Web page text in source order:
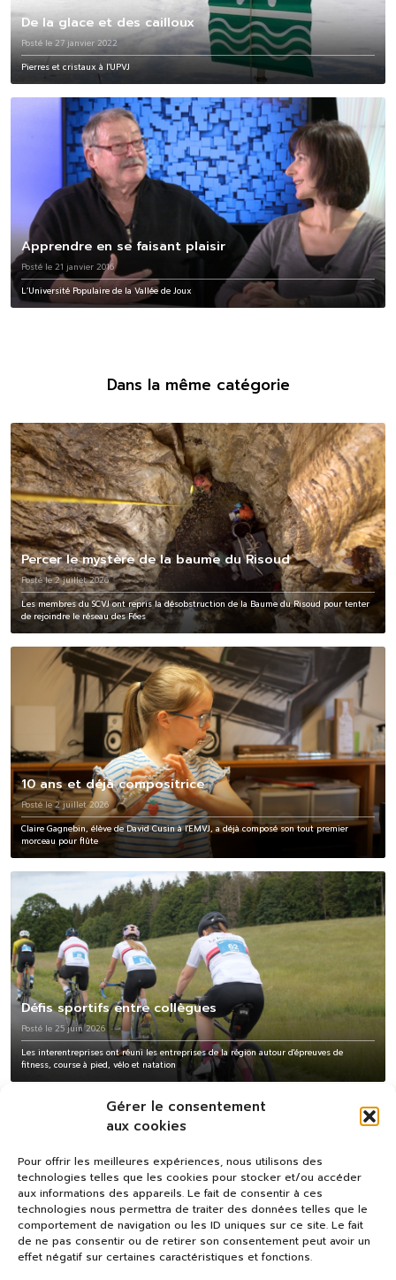
Gérer le consentement
aux cookies
Pour offrir les meilleures expériences, nous utilisons des
technologies telles que les cookies pour stocker et/ou accéder
aux informations des appareils. Le fait de consentir à ces
technologies nous permettra de traiter des données telles que le
comportement de navigation ou les ID uniques sur ce site. Le fait
de ne pas consentir ou de retirer son consentement peut avoir un
effet négatif sur certaines caractéristiques et fonctions.
De la glace et des cailloux
Posté le 27 janvier 2022
Pierres et cristaux à l'UPVJ
Apprendre en se faisant plaisir
Posté le 21 janvier 2016
L’Université Populaire de la Vallée de Joux
Dans la même catégorie
Percer le mystère de la baume du Risoud
Posté le 2 juillet 2026
Les membres du SCVJ ont repris la désobstruction de la Baume du Risoud pour tenter
de rejoindre le réseau des Fées
10 ans et déjà compositrice
Posté le 2 juillet 2026
Claire Gagnebin, élève de David Cusin à l'EMVJ, a déjà composé son tout premier
morceau pour flûte
Défis sportifs entre collègues
Posté le 25 juin 2026
Les interentreprises ont réuni les entreprises de la région autour d'épreuves de
fitness, course à pied, vélo et natation